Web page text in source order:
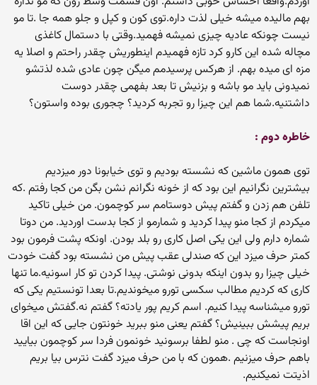
بهم مالیده میشه خیلی لذت داره.توی کون و کپل و جلو همه جا .تا مو
نیست چونکه عادیه چیزی نمیشه فهمید.وقتی با دستمال کاغذی
مچاله شده این کارو کرد تازه فهمیدم اینطوریش چقدر راحتم و اصلا یه
مزه ای میده بهم. از هرکس پرسیدمم میگن چون عادی شده لذتشو
نمیدونی باید مو باشه و بزنیش تا بعد بفهمی چقدر دوست
داشتنیه.شما هم این چیزا رو تجربه کردید؟ چجوری بوده واستون؟
خاطره دوم :
توی همون ماشین که نشسته بودیم و توی خیابونا دور میزدیم
بیشترین نگرانیم این بود که از خونه نگرانم نشن بگن من کجا رفتم .که
تلفن هم زدن و گفتم پیش دوستامم سر کوچمون. من خیلی تاکید
میکردم از کجا منو پیدا کردید و شمارمو از کجا بدست اوردید. من دوتا
شماره دارم ولی این یکی اصل کاری رو بلد بودن. اونکه پشت فرمون بود
کمتر حرف میزد این که صندلی عقب پیش من نشسته بود گفت خودت
خیلی چیزا رو بدون اینکه بدونی نوشتی. پیدا کردن تو کار اسونیه.ما تنها
کاری که کردیم مطالب سکسی تورو میخوندیم.تا بعدا تونستیم یکی که
تورو میشناسه پیدا کنیم. اسم کریم پور یادته؟ گفتم نه.گفتش میخوای
بریم پیشش ببینیش؟ گفتم یعنی منو ببرید خونتون جایی که این اقا
اونجاست که چی . منو لطفا برسونید خونمون فردا سر کوچمون بیایید
باهم حرف میزنیم .همون که با من حرف میزد گفت نترس بیا بریم
اذیتت نمیکنیم.